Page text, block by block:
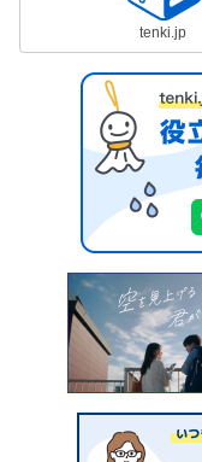
tenki.jp